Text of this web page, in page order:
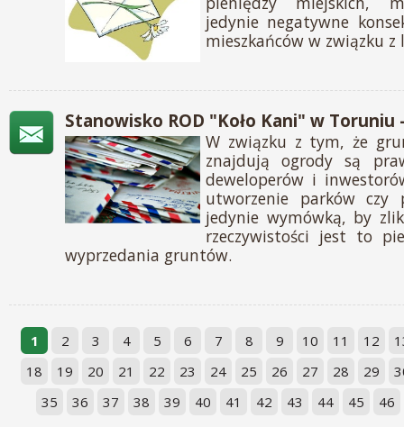
jedynie negatywne
mieszkańców w związku
Stanowisko ROD "Koło Kani" w Toruniu
W związku z tym, że
znajdują ogrody są
deweloperów i
utworzenie parków czy
jedynie wymówką, by
rzeczywistości jest to
wyprzedania gruntów.
1 2 3 4 5 6 7 8 9 10 11 12
18
19 20 21 22 23 24 25 26 27 28 29
35
36 37 38 39 40 41 42 43 44 45 46